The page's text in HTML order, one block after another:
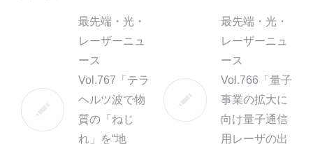
最先端・光・
レーザーニュ
ース
Vol.767「テラ
ヘルツ波で物
質の「ねじ
れ」を“地
最先端・光・
レーザーニュ
ース
Vol.766「量子
事業の拡大に
向け量子通信
用レーザの出